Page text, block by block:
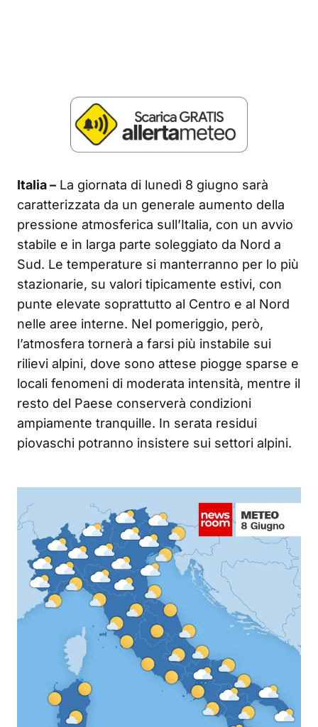
Italia – La giornata di lunedì 8 giugno sarà
caratterizzata da un generale aumento della
pressione atmosferica sull’Italia, con un avvio
stabile e in larga parte soleggiato da Nord a
Sud. Le temperature si manterranno per lo più
stazionarie, su valori tipicamente estivi, con
punte elevate soprattutto al Centro e al Nord
nelle aree interne. Nel pomeriggio, però,
l’atmosfera tornerà a farsi più instabile sui
rilievi alpini, dove sono attese piogge sparse e
locali fenomeni di moderata intensità, mentre il
resto del Paese conserverà condizioni
ampiamente tranquille. In serata residui
piovaschi potranno insistere sui settori alpini.